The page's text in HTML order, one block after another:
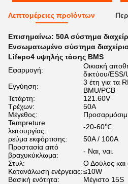
Λεπτομέρειες προϊόντων
Επισημαίνω: 50A σύστημα
Ενσωματωμένο σύστημα
Lifepo4 υψηλής τάσης BMS
Εφαρμογή:
Οικιακή
δικτύου/
Εγγύηση:
3 έτη για τα
BMU/PCB
Τετάρτη:
121.60V
Τρέχων:
50Α
Μέγεθος:
Tempreture
λειτουργίας:
-20-60℃
ρεύμα εκφόρτισης:
50A / 100A
Προστασία από
βραχυκύκλωμα:
- Ναι, ναι.
Στυλ:
Ο Δούλος και
Κατανάλωση ενέργειας:≤10W
Βασική ενότητα:
Μέγιστο 15S